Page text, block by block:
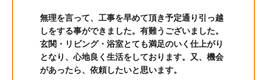
無理を言って、工事を早めて頂き予定通り引っ越
しをする事ができました。有難うございました。
玄関・リビング・浴室とても満足のいく仕上がり
となり、心地良く生活をしております。又、機会
があったら、依頼したいと思います。